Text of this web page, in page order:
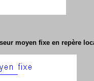
moyen fixe en repère